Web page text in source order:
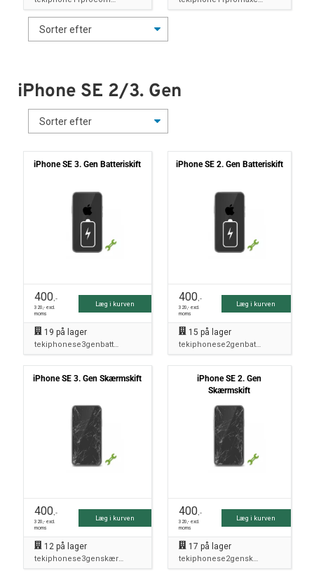
iPhone SE 2/3. Gen
iPhone SE 3. Gen Batteriskift
400,-
320,- excl.
moms
Læg i kurven
19 på lager
tekiphonese3genbatteri
iPhone SE 2. Gen Batteriskift
400,-
320,- excl.
moms
Læg i kurven
15 på lager
tekiphonese2genbatteri
iPhone SE 3. Gen Skærmskift
400,-
320,- excl.
moms
Læg i kurven
12på lager
tekiphonese3genskærmskift
iPhone SE 2. Gen
Skærmskift
400,-
320,- excl.
moms
Læg i kurven
17 på lager
tekiphonese2genskærmskift